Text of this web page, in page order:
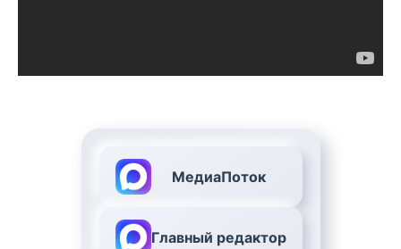
МедиаПоток
Главный редактор